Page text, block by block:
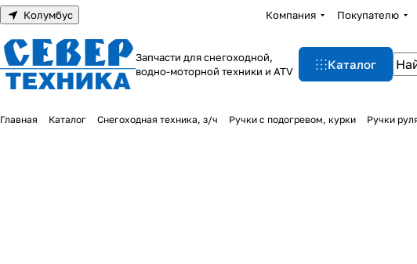
Колумбус Компания Покупателю
Запчасти для снегоходной,
водно-моторной техники и ATV
Каталог
Главная Каталог Снегоходная техника, з/ч Ручки с подогревом, курки Ручки